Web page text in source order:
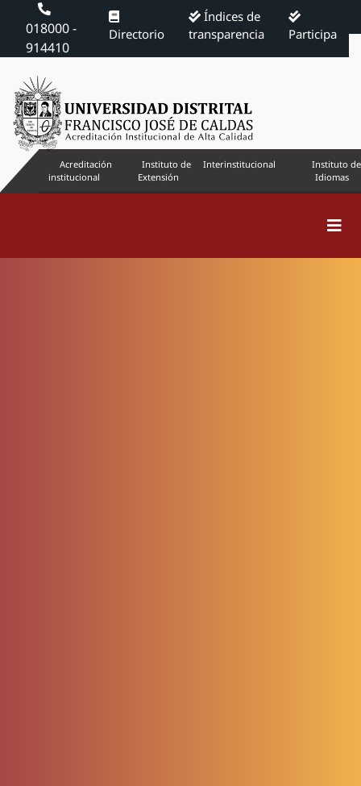
018000 -
914410
Directorio
Índices de
transparencia
Participa
Acreditación
institucional
Instituto de
Extensión
Interinstitucional
Instituto de
Idiomas